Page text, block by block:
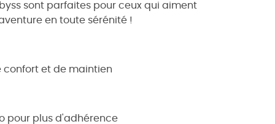
sont parfaites pour ceux qui aiment
en toute sérénité !
confort et de maintien
pour plus d'adhérence